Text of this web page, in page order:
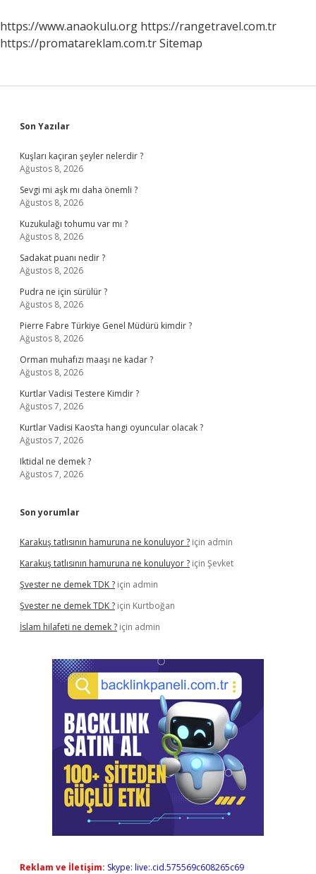
https://www.anaokulu.org https://rangetravel.com.tr
https://promatareklam.com.trSitemap
Sidebar
Son Yazılar
Kuşları kaçıran şeyler nelerdir ?
Ağustos 8, 2026
Sevgi mi aşk mı daha önemli ?
Ağustos 8, 2026
Kuzukulağı tohumu var mı ?
Ağustos 8, 2026
Sadakat puanı nedir ?
Ağustos 8, 2026
Pudra ne için sürülür ?
Ağustos 8, 2026
Pierre Fabre Türkiye Genel Müdürü kimdir ?
Ağustos 8, 2026
Orman muhafızı maaşı ne kadar ?
Ağustos 8, 2026
Kurtlar Vadisi Testere Kimdir ?
Ağustos 7, 2026
Kurtlar Vadisi Kaos’ta hangi oyuncular olacak ?
Ağustos 7, 2026
Iktidal ne demek ?
Ağustos 7, 2026
Son yorumlar
Karakuş tatlısının hamuruna ne konuluyor ? için admin
Karakuş tatlısının hamuruna ne konuluyor ? için Şevket
Şvester ne demek TDK ? için admin
Şvester ne demek TDK ? için Kurtboğan
İslam hilafeti ne demek ? için admin
Reklam ve İletişim: Skype: live:.cid.575569c608265c69